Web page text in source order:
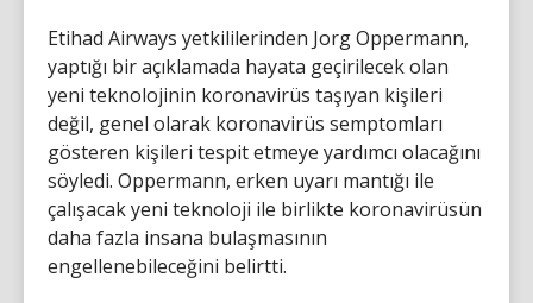
Etihad Airways yetkililerinden Jorg Oppermann,
yaptığı bir açıklamada hayata geçirilecek olan
yeni teknolojinin koronavirüs taşıyan kişileri
değil, genel olarak koronavirüs semptomları
gösteren kişileri tespit etmeye yardımcı olacağını
söyledi. Oppermann, erken uyarı mantığı ile
çalışacak yeni teknoloji ile birlikte koronavirüsün
daha fazla insana bulaşmasının
engellenebileceğini belirtti.